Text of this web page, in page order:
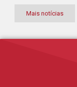
Mais notícias